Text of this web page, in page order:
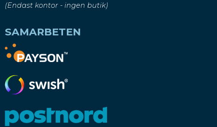
(Endast kontor - ingen butik)
SAMARBETEN